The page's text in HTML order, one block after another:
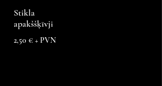
Stikla
apakššķīvji
2,50 € + PVN